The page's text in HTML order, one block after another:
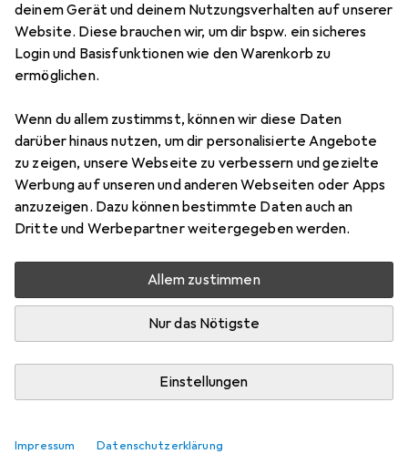
deinem Gerät und deinem Nutzungsverhalten auf unserer
Website. Diese brauchen wir, um dir bspw. ein sicheres
Login und Basisfunktionen wie den Warenkorb zu
ermöglichen.
Wenn du allem zustimmst, können wir diese Daten
darüber hinaus nutzen, um dir personalisierte Angebote
zu zeigen, unsere Webseite zu verbessern und gezielte
Werbung auf unseren und anderen Webseiten oder Apps
anzuzeigen. Dazu können bestimmte Daten auch an
Dritte und Werbepartner weitergegeben werden.
Allem zustimmen
Nur das Nötigste
Einstellungen
Impressum Datenschutzerklärung
Moon Bouldering Chalk Bag
EUR
32,43
1
Bewertungen Marke
Mehr von Moon
Zwischen Mo, 10.8. und Di, 11.8. geliefert
Nur 3 Stück an Lager beim Drittanbieter
Lieferort angeben für genaue Lieferzeit
BergzeitDE
In den Warenkorb
Vergleichen